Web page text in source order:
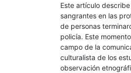
Este artículo
sangrantes en las
de personas
policía. Este
campo de la
culturalista de los
observación